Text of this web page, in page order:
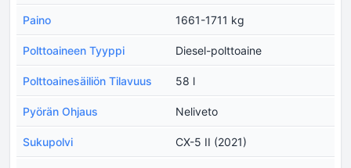
Paino 1661-1711 kg
Polttoaineen Tyyppi Diesel-polttoaine
Polttoainesäiliön Tilavuus 58 l
Pyörän Ohjaus Neliveto
Sukupolvi CX-5 II (2021)